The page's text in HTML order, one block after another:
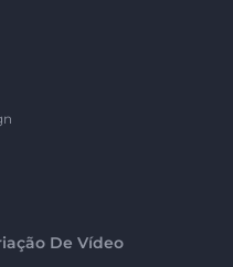
De Vídeo